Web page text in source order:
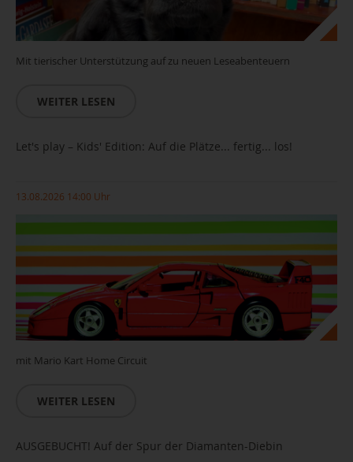
Mit tierischer Unterstützung auf zu neuen Leseabenteuern
WEITER LESEN
Let's play – Kids' Edition: Auf die Plätze... fertig... los!
13.08.2026 14:00 Uhr
mit Mario Kart Home Circuit
WEITER LESEN
AUSGEBUCHT! Auf der Spur der Diamanten-Diebin